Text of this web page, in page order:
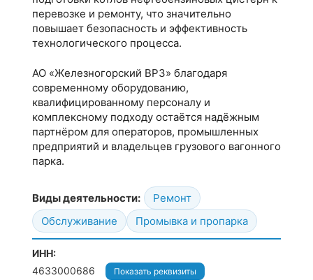
перевозке и ремонту, что значительно
повышает безопасность и эффективность
технологического процесса.
АО «Железногорский ВРЗ» благодаря
современному оборудованию,
квалифицированному персоналу и
комплексному подходу остаётся надёжным
партнёром для операторов, промышленных
предприятий и владельцев грузового вагонного
парка.
Виды деятельности:
Ремонт
Обслуживание
Промывка и пропарка
ИНН:
4633000686
Показать реквизиты